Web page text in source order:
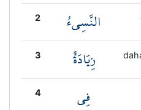
2 النَّسِيءُ
3 زِيَادَةٌ
4 فِي